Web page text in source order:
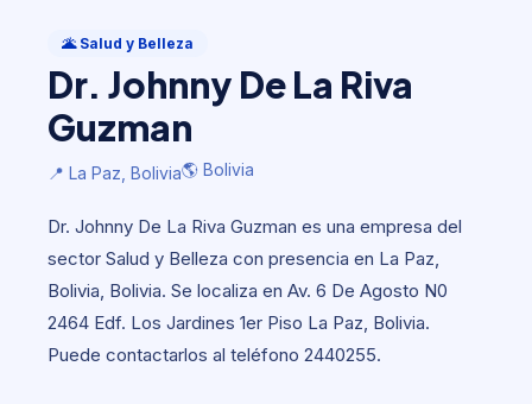
Dr. Johnny De La Riva Guzman
📍 La Paz, Bolivia🌎 Bolivia
🌋 Salud y Belleza
Dr. Johnny De La Riva
Guzman
📍 La Paz, Bolivia🌎 Bolivia
Dr. Johnny De La Riva Guzman es una empresa del
sector Salud y Belleza con presencia en La Paz,
Bolivia, Bolivia. Se localiza en Av. 6 De Agosto N0
2464 Edf. Los Jardines 1er Piso La Paz, Bolivia.
Puede contactarlos al teléfono 2440255.